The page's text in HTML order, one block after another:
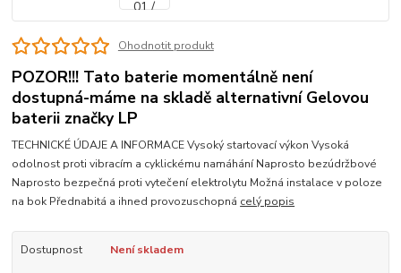
Ohodnotit produkt
POZOR!!! Tato baterie momentálně není
dostupná-máme na skladě alternativní Gelovou
baterii značky LP
TECHNICKÉ ÚDAJE A INFORMACE Vysoký startovací výkon Vysoká
odolnost proti vibracím a cyklickému namáhání Naprosto bezúdržbové
Naprosto bezpečná proti vytečení elektrolytu Možná instalace v poloze
na bok Přednabitá a ihned provozuschopná celý popis
Dostupnost Není skladem